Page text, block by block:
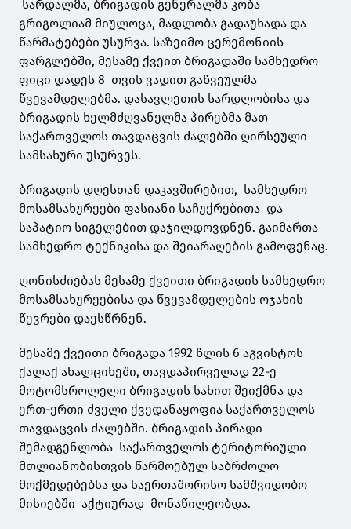
სარდალმა, ბრიგადის გენერალმა კობა
გრიგოლიამ მიულოცა, მადლობა გადაუხადა და
წარმატებები უსურვა. საზეიმო ცერემონიის
ფარგლებში, მესამე ქვეით ბრიგადაში სამხედრო
ფიცი დადეს 8 თვის ვადით გაწვეულმა
წვევამდელებმა. დასავლეთის სარდლობისა და
ბრიგადის ხელმძღვანელმა პირებმა მათ
საქართველოს თავდაცვის ძალებში ღირსეული
სამსახური უსურვეს.
ბრიგადის დღესთან დაკავშირებით, სამხედრო
მოსამსახურეები ფასიანი საჩუქრებითა და
საპატიო სიგელებით დაჯილდოვდნენ. გაიმართა
სამხედრო ტექნიკისა და შეიარაღების გამოფენაც.
ღონისძიებას მესამე ქვეითი ბრიგადის სამხედრო
მოსამსახურეებისა და წვევამდელების ოჯახის
წევრები დაესწრნენ.
მესამე ქვეითი ბრიგადა 1992 წლის 6 აგვისტოს
ქალაქ ახალციხეში, თავდაპირველად 22-ე
მოტომსროლელი ბრიგადის სახით შეიქმნა და
ერთ-ერთი ძველი ქვედანაყოფია საქართველოს
თავდაცვის ძალებში. ბრიგადის პირადი
შემადგენლობა საქართველოს ტერიტორიული
მთლიანობისთვის წარმოებულ საბრძოლო
მოქმედებებსა და საერთაშორისო სამშვიდობო
მისიებში აქტიურად მონაწილეობდა.